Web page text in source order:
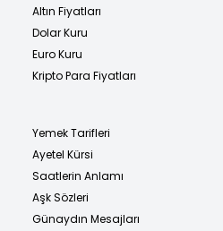
Altın Fiyatları
Dolar Kuru
Euro Kuru
Kripto Para Fiyatları
Yemek Tarifleri
Ayetel Kürsi
Saatlerin Anlamı
Aşk Sözleri
Günaydın Mesajları